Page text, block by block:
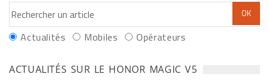
Actualités Mobiles Opérateurs
ACTUALITÉS SUR LE HONOR MAGIC V5